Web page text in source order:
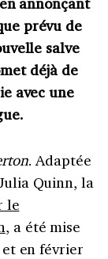
prévu de
salve
déjà de
avec une
. Adaptée
Quinn, la
le
, a été mise
en février